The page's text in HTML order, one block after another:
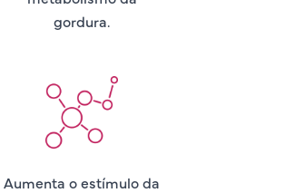
gordura.
Aumenta o estímulo da